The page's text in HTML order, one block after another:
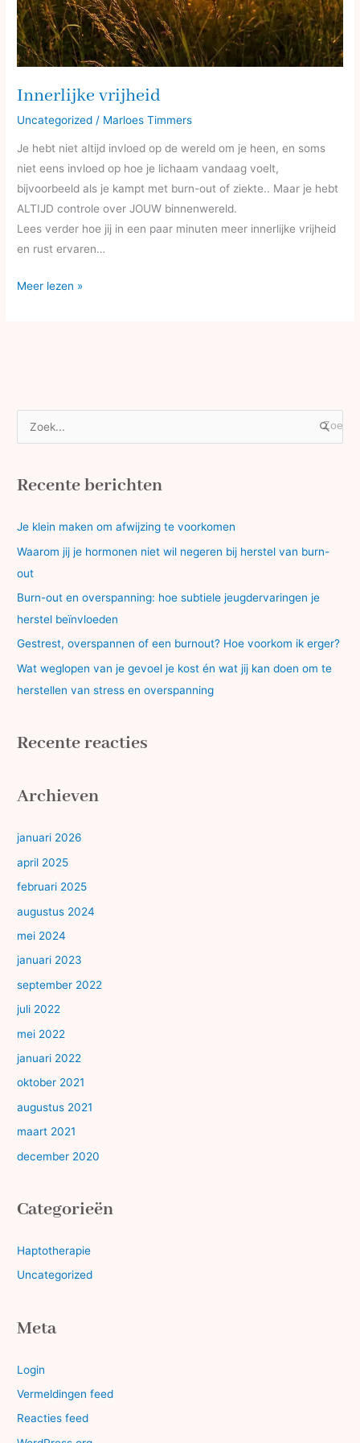
Innerlijke vrijheid
Uncategorized / Marloes Timmers
Je hebt niet altijd invloed op de wereld om je heen, en soms
niet eens invloed op hoe je lichaam vandaag voelt,
bijvoorbeeld als je kampt met burn-out of ziekte.. Maar je hebt
ALTIJD controle over JOUW binnenwereld.
Lees verder hoe jij in een paar minuten meer innerlijke vrijheid
en rust ervaren…
Meer lezen »
:
Recente berichten
Je klein maken om afwijzing te voorkomen
Waarom jij je hormonen niet wil negeren bij herstel van burn-
out
Burn-out en overspanning: hoe subtiele jeugdervaringen je
herstel beïnvloeden
Gestrest, overspannen of een burnout? Hoe voorkom ik erger?
Wat weglopen van je gevoel je kost én wat jij kan doen om te
herstellen van stress en overspanning
Recente reacties
Archieven
januari 2026
april 2025
februari 2025
augustus 2024
mei 2024
januari 2023
september 2022
juli 2022
mei 2022
januari 2022
oktober 2021
augustus 2021
maart 2021
december 2020
Categorieën
Haptotherapie
Uncategorized
Meta
Login
Vermeldingen feed
Reacties feed